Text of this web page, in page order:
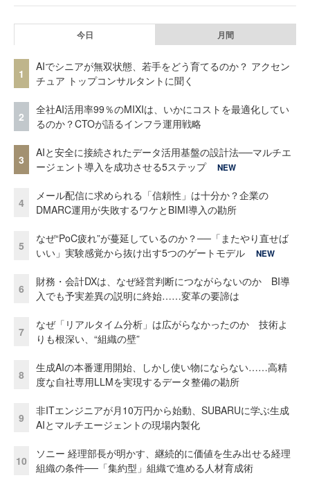
今日 月間
1
AIでシニアが無双状態、若手をどう育てるのか？ アクセン
チュア トップコンサルタントに聞く
2
全社AI活用率99％のMIXIは、いかにコストを最適化してい
るのか？CTOが語るインフラ運用戦略
3
AIと安全に接続されたデータ活用基盤の設計法──マルチエ
ージェント導入を成功させる5ステップ
NEW
4
メール配信に求められる「信頼性」は十分か？企業の
DMARC運用が失敗するワケとBIMI導入の勘所
5
なぜ“PoC疲れ”が蔓延しているのか？──「またやり直せば
いい」実験感覚から抜け出す5つのゲートモデル
NEW
6
財務・会計DXは、なぜ経営判断につながらないのか BI導
入でも予実差異の説明に終始……変革の要諦は
7
なぜ「リアルタイム分析」は広がらなかったのか 技術よ
りも根深い、“組織の壁”
8
生成AIの本番運用開始、しかし使い物にならない……高精
度な自社専用LLMを実現するデータ整備の勘所
9
非ITエンジニアが月10万円から始動、SUBARUに学ぶ生成
AIとマルチエージェントの現場内製化
10
ソニー 経理部長が明かす、継続的に価値を生み出せる経理
組織の条件──「集約型」組織で進める人材育成術